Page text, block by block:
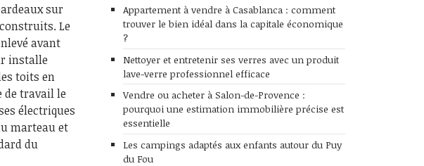
sur
Le
avant
installe
toits en
de travail le
électriques
marteau et
du
Appartement à vendre à Casablanca : comment
trouver le bien idéal dans la capitale économique
?
Nettoyer et entretenir ses verres avec un produit
lave-verre professionnel efficace
Vendre ou acheter à Salon-de-Provence :
pourquoi une estimation immobilière précise est
essentielle
Les campings adaptés aux enfants autour du Puy
du Fou